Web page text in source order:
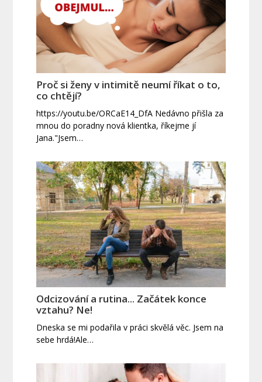
Proč si ženy v intimitě neumí říkat o to,
co chtějí?
https://youtu.be/ORCaE14_DfA Nedávno přišla za
mnou do poradny nová klientka, říkejme jí
Jana."Jsem…
Odcizování a rutina... Začátek konce
vztahu? Ne!
Dneska se mi podařila v práci skvělá věc. Jsem na
sebe hrdá!Ale…